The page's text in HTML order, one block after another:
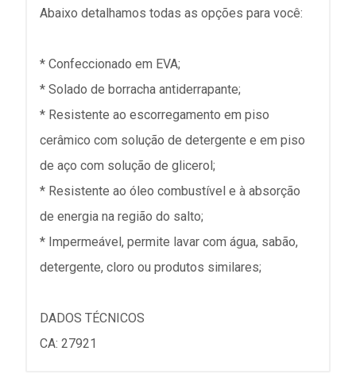
Abaixo detalhamos todas as opções para você:
* Confeccionado em EVA;
* Solado de borracha antiderrapante;
* Resistente ao escorregamento em piso
cerâmico com solução de detergente e em piso
de aço com solução de glicerol;
* Resistente ao óleo combustível e à absorção
de energia na região do salto;
* Impermeável, permite lavar com água, sabão,
detergente, cloro ou produtos similares;
DADOS TÉCNICOS
CA: 27921